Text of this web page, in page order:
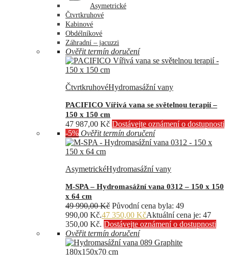
Asymetrické
Čtvrtkruhové
Kabinové
Obdélníkové
Záhradní – jacuzzi
Ověřit termín doručení
ČtvrtkruhovéHydromasážní vany
PACIFICO Vířivá vana se světelnou terapií –
150 x 150 cm
47 987,00 Kč Dostávejte oznámení o dostupnosti
-5% Ověřit termín doručení
AsymetrickéHydromasážní vany
M-SPA – Hydromasážní vana 0312 – 150 x 150
x 64 cm
49 990,00Kč Původní cena byla: 49
990,00 Kč.47 350,00 KčAktuální cena je: 47
350,00 Kč. Dostávejte oznámení o dostupnosti
Ověřit termín doručení